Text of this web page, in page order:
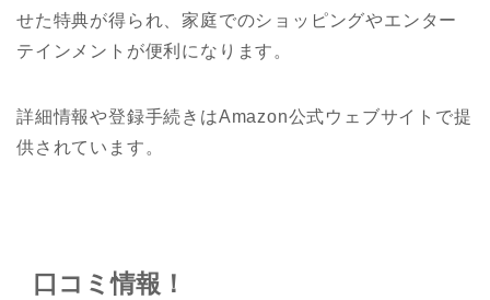
せた特典が得られ、家庭でのショッピングやエンター
テインメントが便利になります。
詳細情報や登録手続きはAmazon公式ウェブサイトで提
供されています。
口コミ情報！